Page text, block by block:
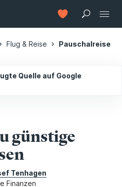
Flug & Reise Pauschalreisen
Quelle auf Google
günstige
Tenhagen
Finanzen